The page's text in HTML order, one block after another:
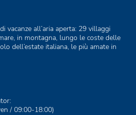
vacanze all’aria aperta: 29 villaggi
in montagna, lungo le coste delle
dell’estate italiana, le più amate in
/ 09:00-18:00)